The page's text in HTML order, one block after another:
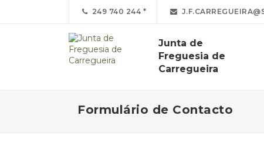
249 740 244
Junta de
Freguesia de
Carregueira
Formulário de Contacto